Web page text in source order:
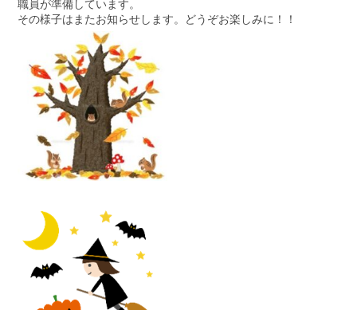
職員が準備しています。
その様子はまたお知らせします。どうぞお楽しみに！！